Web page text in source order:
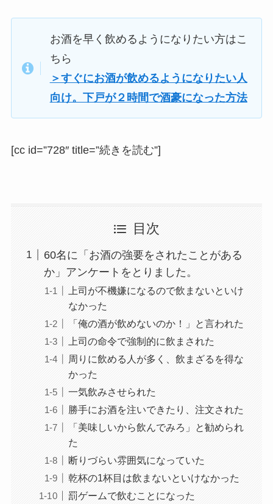
お酒を早く飲めるようになりたい方はこ
ちら
＞すぐにお酒が飲めるようになりたい人
向け。下戸が２時間で酒豪になった方法
[cc id=”728″ title=”続きを読む”]
目次
60名に「お酒の強要をされたことがある
か」アンケートをとりました。
上司が不機嫌になるので飲まないといけ
なかった
「俺の酒が飲めないのか！」と言われた
上司の命令で強制的に飲まされた
周りに飲める人が多く、飲まざるを得な
かった
一気飲みさせられた
勝手にお酒を注いできたり、注文された
「美味しいから飲んでみろ」と勧められ
た
断りづらい雰囲気になっていた
乾杯の1杯目は飲まないといけなかった
罰ゲームで飲むことになった